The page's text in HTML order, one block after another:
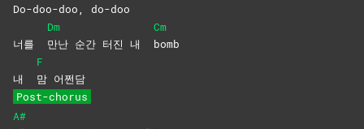
Do-doo-doo, do-doo
너를
Dm
만난 순간 터진 내
Cm
bomb
내
F
맘 어쩐담
Post-chorus
A#